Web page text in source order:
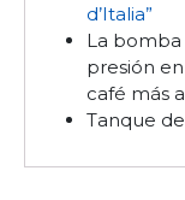
d’Italia”
La bomba
presión
café más
Tanque